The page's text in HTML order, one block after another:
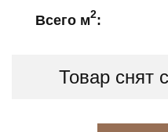
Всего м2:
Товар снят